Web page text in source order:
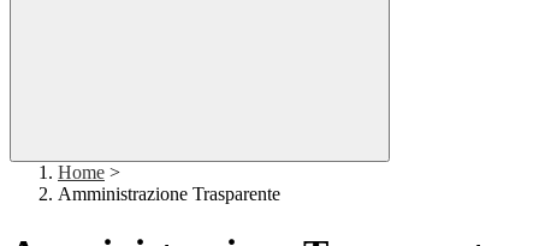
Home >
Amministrazione Trasparente